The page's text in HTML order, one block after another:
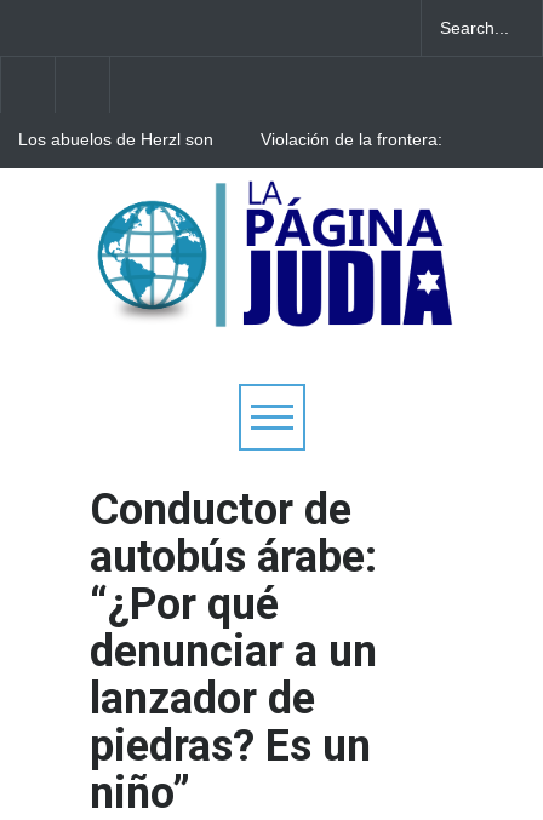
Los abuelos de Herzl son
Jerusalem, cumpliendo así
Violación de la frontera:
al Líbano
Arqueólogos descubren
tesoros de la Gran
Sinagoga de Vilna
Conductor de
autobús árabe:
“¿Por qué
denunciar a un
lanzador de
piedras? Es un
niño”